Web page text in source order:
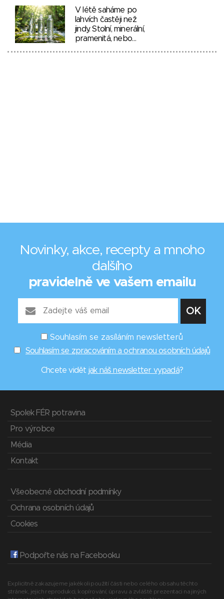
V létě saháme po
lahvích častěji než
jindy. Stolní, minerální,
pramenitá, nebo…
Novinky, akce, recepty a mnoho
dalšího
pravidelně ve vašem emailu
Souhlasím se zasíláním newsletterů
Souhlasím se zpracováním a ochranou osobních údajů
Chcete vidět jak náš newsletter vypadá?
Spolek FÉR potravina
Pro výrobce
Média
Kontakt
Všeobecné obchodní podmínky
Ochrana osobních údajů
Cookies
Podpořte nás na Facebooku
Explicitně zakazujeme jakékoli použití části nebo celého obsahu těchto
stránek, jejich reprodukci, kopírování, úpravu a zvláště prezentaci na jiných